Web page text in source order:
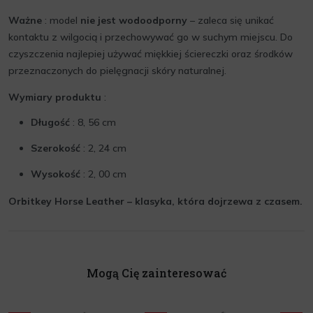
Ważne : model nie jest wodoodporny – zaleca się unikać
kontaktu z wilgocią i przechowywać go w suchym miejscu. Do
czyszczenia najlepiej używać miękkiej ściereczki oraz środków
przeznaczonych do pielęgnacji skóry naturalnej.
Wymiary produktu :
Długość : 8, 56 cm
Szerokość : 2, 24 cm
Wysokość : 2, 00 cm
Orbitkey Horse Leather – klasyka, która dojrzewa z czasem.
Mogą Cię zainteresować